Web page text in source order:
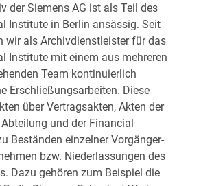
der Siemens AG ist als Teil des
Institute in Berlin ansässig. Seit
wir als Archivdienstleister für das
Institute mit einem aus mehreren
Team kontinuierlich
Erschließungsarbeiten. Diese
über Vertragsakten, Akten der
und der Financial
Beständen einzelner Vorgänger-
bzw. Niederlassungen des
Dazu gehören zum Beispiel die